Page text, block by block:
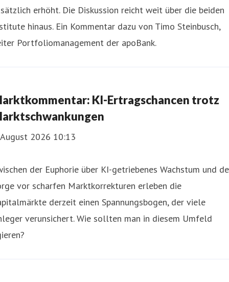
erhöht. Die Diskussion reicht weit über die beiden
hinaus. Ein Kommentar dazu von Timo Steinbusch,
Portfoliomanagement der apoBank.
KI-Ertragschancen trotz
2026 10:13
der Euphorie über KI-getriebenes Wachstum und
vor scharfen Marktkorrekturen erleben die
derzeit einen Spannungsbogen, der viele
verunsichert. Wie sollten man in diesem Umfeld